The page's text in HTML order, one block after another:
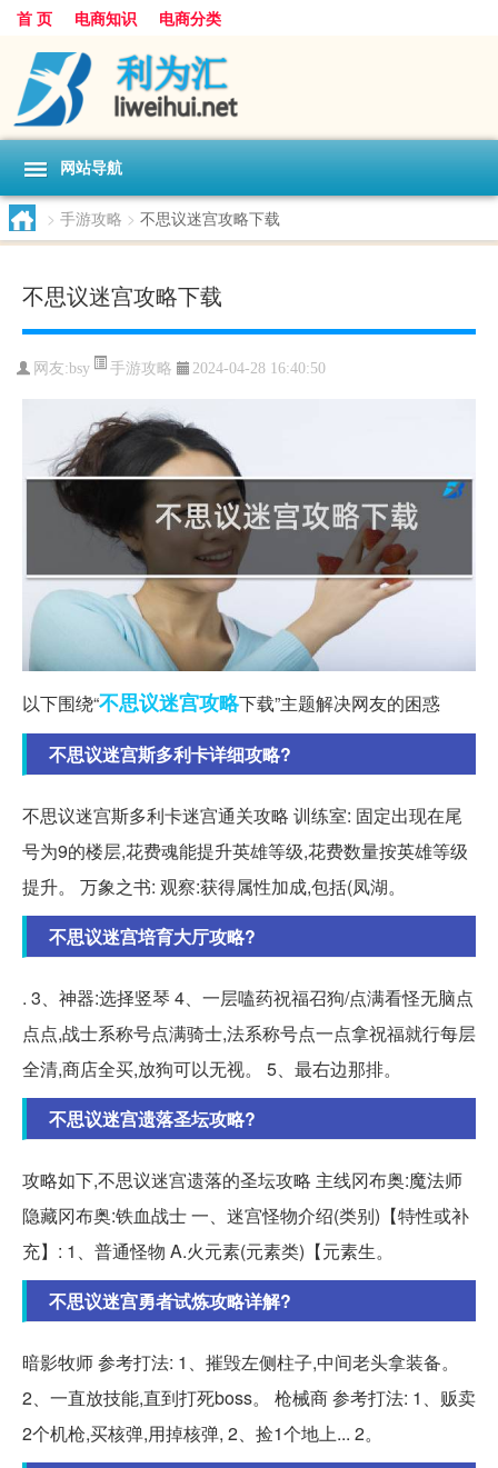
首 页 电商知识 电商分类
网站导航
> 手游攻略 > 不思议迷宫攻略下载
不思议迷宫攻略下载
网友:bsy 手游攻略 2024-04-28 16:40:50
以下围绕“不思议迷宫攻略下载”主题解决网友的困惑
不思议迷宫斯多利卡详细攻略?
不思议迷宫斯多利卡迷宫通关攻略 训练室: 固定出现在尾
号为9的楼层,花费魂能提升英雄等级,花费数量按英雄等级
提升。 万象之书: 观察:获得属性加成,包括(凤湖。
不思议迷宫培育大厅攻略?
. 3、神器:选择竖琴 4、一层嗑药祝福召狗/点满看怪无脑点
点点,战士系称号点满骑士,法系称号点一点拿祝福就行每层
全清,商店全买,放狗可以无视。 5、最右边那排。
不思议迷宫遗落圣坛攻略?
攻略如下,不思议迷宫遗落的圣坛攻略 主线冈布奥:魔法师
隐藏冈布奥:铁血战士 一、迷宫怪物介绍(类别)【特性或补
充】: 1、普通怪物 A.火元素(元素类)【元素生。
不思议迷宫勇者试炼攻略详解?
暗影牧师 参考打法: 1、摧毁左侧柱子,中间老头拿装备。
2、一直放技能,直到打死boss。 枪械商 参考打法: 1、贩卖
2个机枪,买核弹,用掉核弹, 2、捡1个地上... 2。